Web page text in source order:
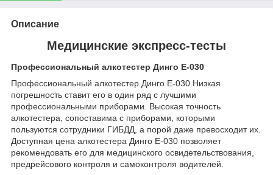
Описание
Медицинские экспресс-тесты
Профессиональный алкотестер Динго Е-030
Профессиональный алкотестер Динго Е-030.Низкая
погрешность ставит его в один ряд с лучшими
профессиональными приборами. Высокая точность
алкотестера, сопоставима с приборами, которыми
пользуются сотрудники ГИБДД, а порой даже превосходит их.
Доступная цена алкотестера Динго Е-030 позволяет
рекомендовать его для медицинского освидетельствования,
предрейсового контроля и самоконтроля водителей.